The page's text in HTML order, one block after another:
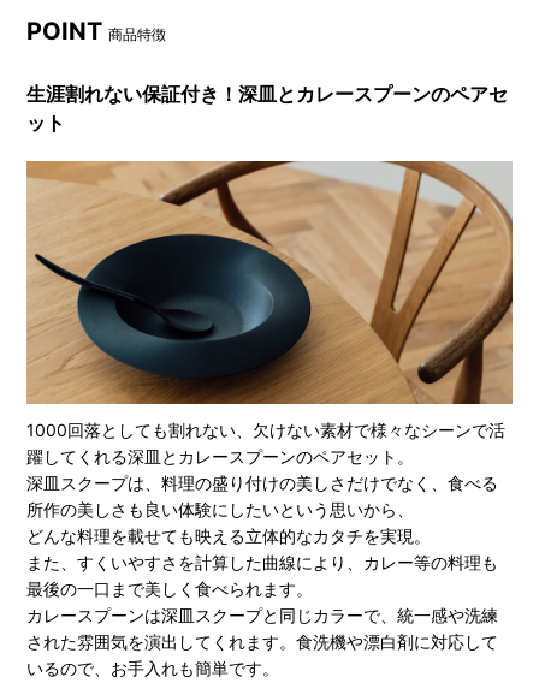
POINT商品特徴
生涯割れない保証付き！深皿とカレースプーンのペアセ
ット
1000回落としても割れない、欠けない素材で様々なシーンで活
躍してくれる深皿とカレースプーンのペアセット。
深皿スクープは、料理の盛り付けの美しさだけでなく、食べる
所作の美しさも良い体験にしたいという思いから、
どんな料理を載せても映える立体的なカタチを実現。
また、すくいやすさを計算した曲線により、カレー等の料理も
最後の一口まで美しく食べられます。
カレースプーンは深皿スクープと同じカラーで、統一感や洗練
された雰囲気を演出してくれます。食洗機や漂白剤に対応して
いるので、お手入れも簡単です。